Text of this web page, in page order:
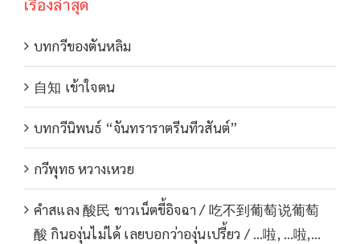
เรื่องล่าสุด
บทกวีของตันหลิม
自知 เข้าใจตน
บทกวีนิพนธ์ “จันทราราตรีนทีวสันต์”
กวีพุทธ หวางเหวย
คำสแลง 酸民 ชาวเน็ตขี้อิจฉา / 吃不到葡萄说葡萄
酸 กินองุ่นไม่ได้ เลยบอกว่าองุ่นเปรี้ยว / …啦, …啦,…